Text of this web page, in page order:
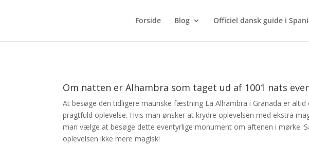
Forside Blog Officiel dansk guide i
Om natten er Alhambra som taget ud af 1001 nats
At besøge den tidligere mauriske fæstning La Alhambra i Granada er altid
pragtfuld oplevelse. Hvis man ønsker at krydre oplevelsen med ekstra
man vælge at besøge dette eventyrlige monument om aftenen i mørke.
oplevelsen ikke mere magisk!